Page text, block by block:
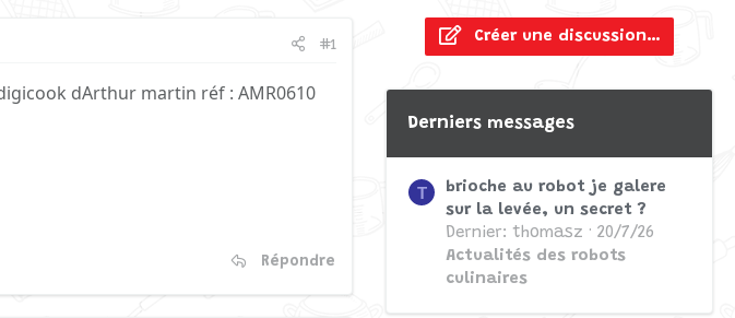
#1
dArthur martin réf : AMR0610
Répondre
Créer une discussion…
Derniers messages
T
brioche au robot je galere
sur la levée, un secret ?
Dernier: thomasz
20/7/26
Actualités des robots
culinaires